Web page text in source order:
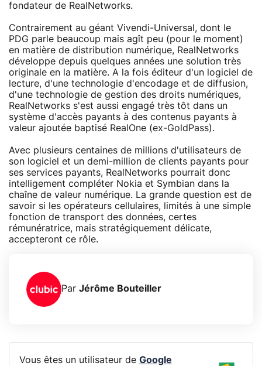
fondateur de RealNetworks.
Contrairement au géant Vivendi-Universal, dont le
PDG parle beaucoup mais agît peu (pour le moment)
en matière de distribution numérique, RealNetworks
développe depuis quelques années une solution très
originale en la matière. A la fois éditeur d'un logiciel de
lecture, d'une technologie d'encodage et de diffusion,
d'une technologie de gestion des droits numériques,
RealNetworks s'est aussi engagé très tôt dans un
système d'accès payants à des contenus payants à
valeur ajoutée baptisé RealOne (ex-GoldPass).
Avec plusieurs centaines de millions d'utilisateurs de
son logiciel et un demi-million de clients payants pour
ses services payants, RealNetworks pourrait donc
intelligement compléter Nokia et Symbian dans la
chaîne de valeur numérique. La grande question est de
savoir si les opérateurs cellulaires, limités à une simple
fonction de transport des données, certes
rémunératrice, mais stratégiquement délicate,
accepteront ce rôle.
Par Jérôme Bouteiller
Vous êtes un utilisateur de Google